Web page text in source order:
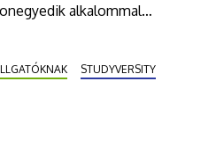
alkalommal
északi
STUDYVERSITY